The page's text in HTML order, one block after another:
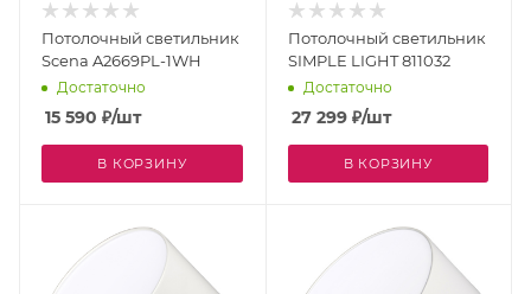
Потолочный светильник
Scena A2669PL-1WH
Достаточно
15 590 ₽/шт
В КОРЗИНУ
Потолочный светильник
SIMPLE LIGHT 811032
Достаточно
27 299₽/шт
В КОРЗИНУ